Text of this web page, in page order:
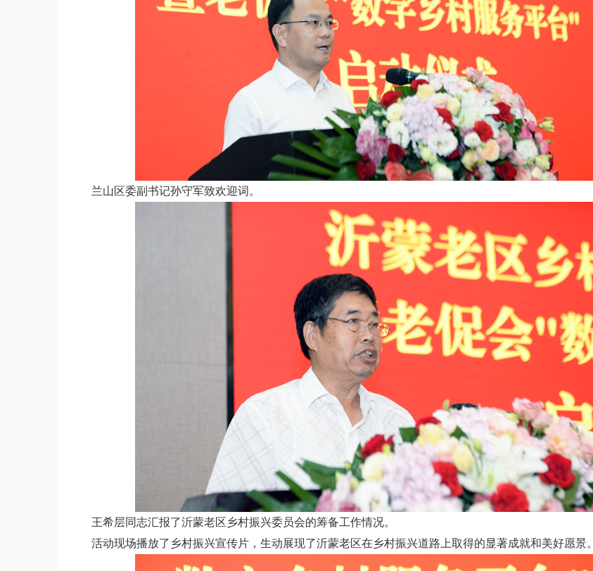
兰山区委副书记孙守军致欢迎词。
王希层同志汇报了沂蒙老区乡村振兴委员会的筹备工作情况。
活动现场播放了乡村振兴宣传片，生动展现了沂蒙老区在乡村振兴道路上取得的显著成就和美好愿景。